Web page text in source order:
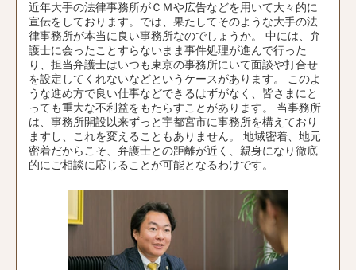
近年大手の法律事務所がＣＭや広告などを用いて大々的に
宣伝をしております。では、果たしてそのような大手の法
律事務所が本当に良い事務所なのでしょうか。 中には、弁
護士に会ったことすらないまま事件処理が進んで行った
り、担当弁護士はいつも東京の事務所にいて面談や打合せ
を設定してくれないなどというケースがあります。 このよ
うな進め方で良い仕事などできるはずがなく、皆さまにと
っても重大な不利益をもたらすことがあります。 当事務所
は、事務所開設以来ずっと宇都宮市に事務所を構えており
ますし、これを変えることもありません。 地域密着、地元
密着だからこそ、弁護士との距離が近く、親身になり徹底
的にご相談に応じることが可能となるわけです。